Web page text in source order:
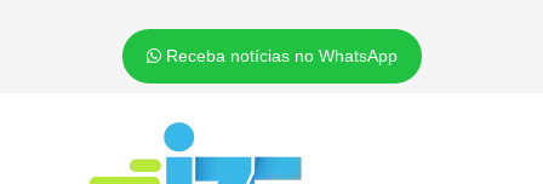
Receba notícias no WhatsApp